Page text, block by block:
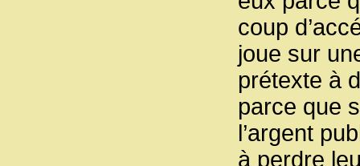
coup
joue sur
prétexte à
parce que
l’argent
à perdre